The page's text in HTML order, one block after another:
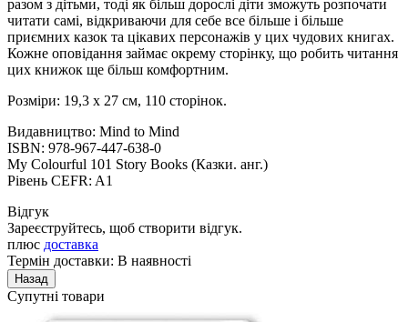
разом з дітьми, тоді як більш дорослі діти зможуть розпочати
читати самі, відкриваючи для себе все більше і більше
приємних казок та цікавих персонажів у цих чудових книгах.
Кожне оповідання займає окрему сторінку, що робить читання
цих книжок ще більш комфортним.
Розміри: 19,3 х 27 см, 110 сторінок.
Видавництво: Mind to Mind
ISBN: 978-967-447-638-0
My Colourful 101 Story Books (Казки. анг.)
Рівень CEFR: A1
Відгук
Зареєструйтесь, щоб створити відгук.
плюс доставка
Термін доставки: В наявності
Супутні товари